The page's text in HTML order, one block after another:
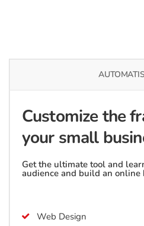
Customize the
your small
Get the ultimate tool and
audience and build an online
Web Design